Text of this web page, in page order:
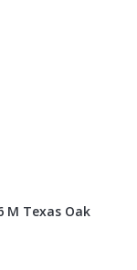
M Texas Oak